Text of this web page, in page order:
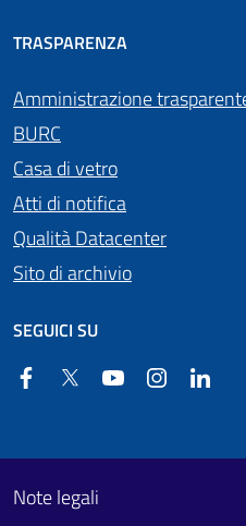
TRASPARENZA
Amministrazione
BURC
Casa di vetro
Atti di notifica
Qualità Datacenter
Sito di archivio
SEGUICI SU
FacebookTwitter YouTube Instagram
Footer First
Useful links
Note legali